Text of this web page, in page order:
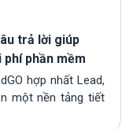
trả lời giúp
phần mềm
hợp nhất Lead,
một nền tảng tiết